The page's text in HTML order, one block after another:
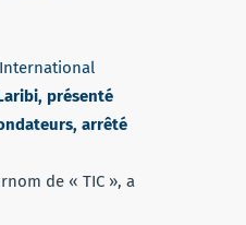
International
présenté
arrêté
de « TIC », a